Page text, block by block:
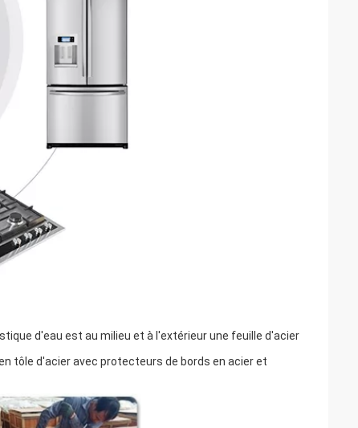
d'eau est au milieu et à l'extérieur une feuille d'acier
tôle d'acier avec protecteurs de bords en acier et